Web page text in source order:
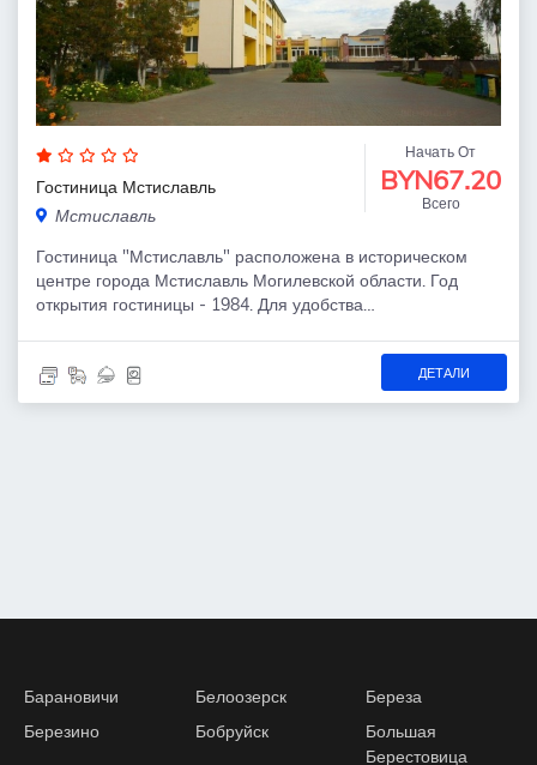
Гостиница Мстиславль
Мстиславль
Начать От
BYN67.20
Всего
Гостиница "Мстиславль" расположена в историческом
центре города Мстиславль Могилевской области. Год
открытия гостиницы - 1984. Для удобства…
ДЕТАЛИ
Барановичи Белоозерск
Береза
Березино
Бобруйск
Большая
Берестовица